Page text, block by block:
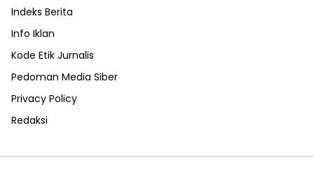
Indeks Berita
Info Iklan
Kode Etik Jurnalis
Pedoman Media Siber
Privacy Policy
Redaksi